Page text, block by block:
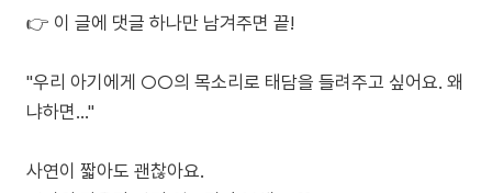
👉 이 글에 댓글 하나만 남겨주면 끝!
"우리 아기에게 ○○의 목소리로 태담을 들려주고 싶어요. 왜
냐하면…"
사연이 짧아도 괜찮아요.